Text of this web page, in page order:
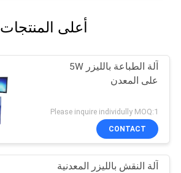
أعلى المنتجات
آلة الطباعة بالليزر 5W
على المعدن
Please inquire individully MOQ:1
CONTACT
آلة النقش بالليزر المعدنية